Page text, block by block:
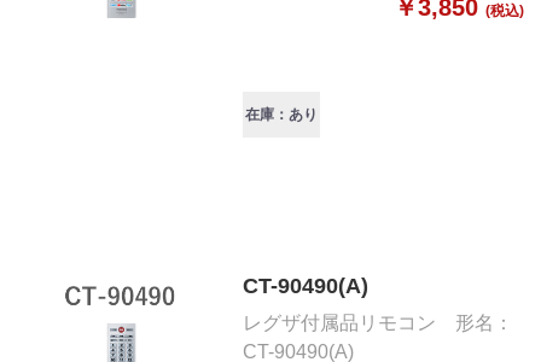
￥3,850 (税込)
在庫：あり
CT-90490(A)
レグザ付属品リモコン 形名：
CT-90490(A)